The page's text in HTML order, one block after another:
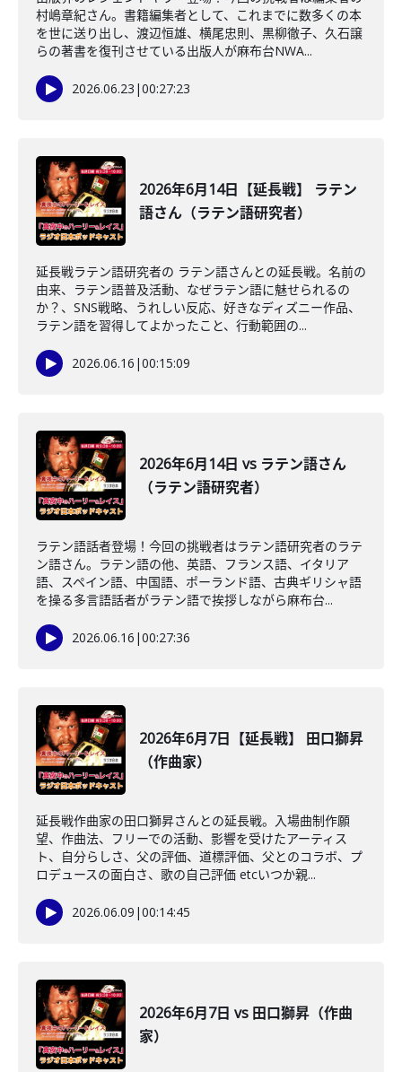
村嶋章紀さん。書籍編集者として、これまでに数多くの本
を世に送り出し、渡辺恒雄、横尾忠則、黒柳徹子、久石譲
らの著書を復刊させている出版人が麻布台NWA...
2026.06.23 |00:27:23
2026年6月14日【延長戦】 ラテン
語さん（ラテン語研究者）
延長戦ラテン語研究者の ラテン語さんとの延長戦。名前の
由来、ラテン語普及活動、なぜラテン語に魅せられるの
か？、SNS戦略、うれしい反応、好きなディズニー作品、
ラテン語を習得してよかったこと、行動範囲の...
2026.06.16 |00:15:09
2026年6月14日 vs ラテン語さん
（ラテン語研究者）
ラテン語話者登場！今回の挑戦者はラテン語研究者のラテ
ン語さん。ラテン語の他、英語、フランス語、イタリア
語、スペイン語、中国語、ポーランド語、古典ギリシャ語
を操る多言語話者がラテン語で挨拶しながら麻布台...
2026.06.16 |00:27:36
2026年6月7日【延長戦】 田口獅昇
（作曲家）
延長戦作曲家の田口獅昇さんとの延長戦。入場曲制作願
望、作曲法、フリーでの活動、影響を受けたアーティス
ト、自分らしさ、父の評価、道標評価、父とのコラボ、プ
ロデュースの面白さ、歌の自己評価 etcいつか親...
2026.06.09 |00:14:45
2026年6月7日 vs 田口獅昇（作曲
家）